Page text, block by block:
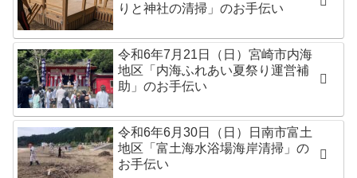
りと神社の清掃」のお手伝い
令和6年7月21日（日）宮崎市内海
地区「内海ふれあい夏祭り運営補
助」のお手伝い
令和6年6月30日（日）日南市富土
地区「富土海水浴場海岸清掃」の
お手伝い